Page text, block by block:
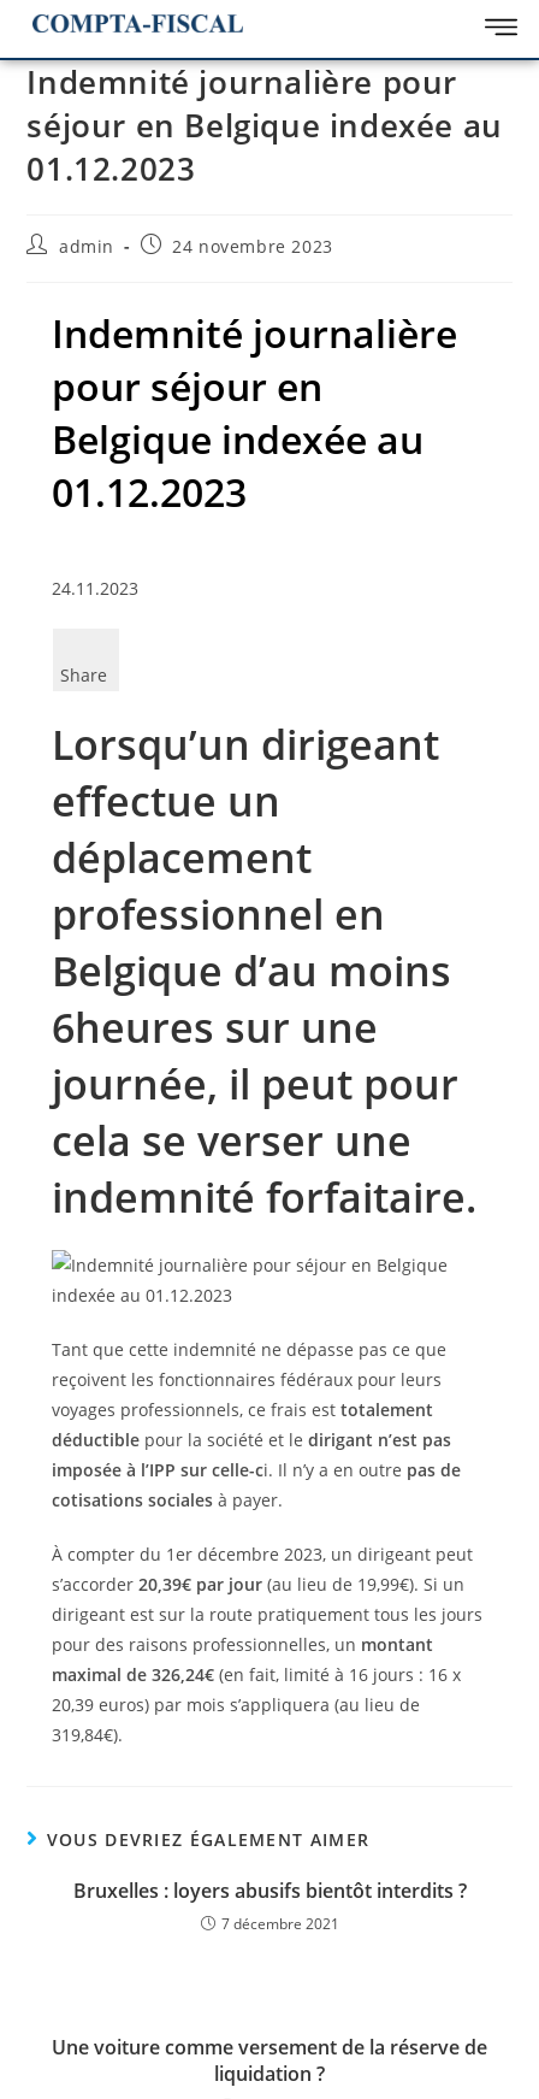
Indemnité journalière pour
séjour en Belgique indexée au
01.12.2023
admin 24 novembre 2023
Indemnité journalière
pour séjour en
Belgique indexée au
01.12.2023
24.11.2023
Share
Lorsqu’un dirigeant
effectue un
déplacement
professionnel en
Belgique d’au moins
6heures sur une
journée, il peut pour
cela se verser une
indemnité forfaitaire.
Tant que cette indemnité ne dépasse pas ce que
reçoivent les fonctionnaires fédéraux pour leurs
voyages professionnels, ce frais est totalement
déductible pour la société et le dirigant n’est pas
imposée à l’IPP sur celle-ci. Il n’y a en outre pas de
cotisations socialesà payer.
À compter du 1er décembre 2023, un dirigeant peut
s’accorder 20,39€ par jour(au lieu de 19,99€). Si un
dirigeant est sur la route pratiquement tous les jours
pour des raisons professionnelles, un montant
maximal de 326,24€ (en fait, limité à 16 jours : 16 x
20,39 euros) par mois s’appliquera (au lieu de
319,84€).
VOUS DEVRIEZ ÉGALEMENT AIMER
Bruxelles : loyers abusifs bientôt interdits ?
7 décembre 2021
Une voiture comme versement de la réserve de
liquidation ?